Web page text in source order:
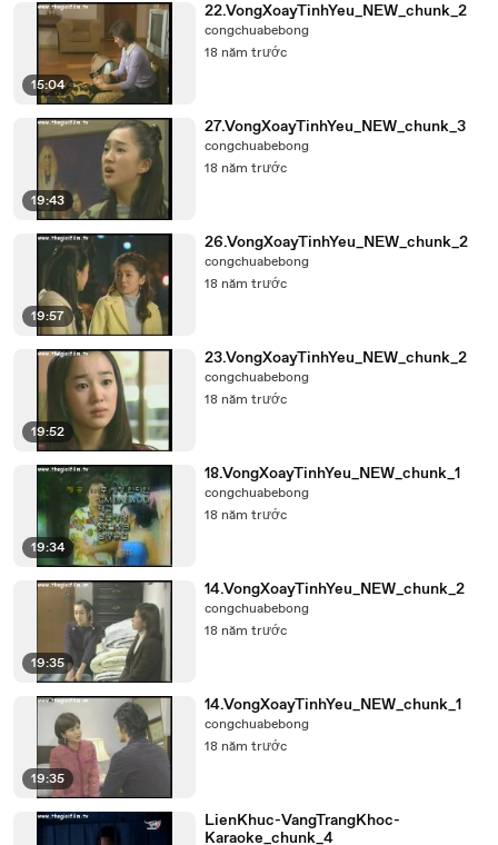
15:04
22.VongXoayTinhYeu_NEW_chunk_2
congchuabebong
18 năm trước
19:43
27.VongXoayTinhYeu_NEW_chunk_3
congchuabebong
18 năm trước
19:57
26.VongXoayTinhYeu_NEW_chunk_2
congchuabebong
18 năm trước
19:52
23.VongXoayTinhYeu_NEW_chunk_2
congchuabebong
18 năm trước
19:34
18.VongXoayTinhYeu_NEW_chunk_1
congchuabebong
18 năm trước
19:35
14.VongXoayTinhYeu_NEW_chunk_2
congchuabebong
18 năm trước
19:35
14.VongXoayTinhYeu_NEW_chunk_1
congchuabebong
18 năm trước
LienKhuc-VangTrangKhoc-
Karaoke_chunk_4